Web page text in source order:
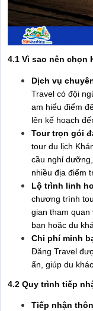
4.1 Vì sao nên chọn
Dịch vụ
Travel có đội
am hiểu điểm
lên kế hoạch
Tour trọn gói
tour du lịch
cầu nghỉ
nhiều địa điểm
Lộ trình linh
chương trình
gian tham
bạn hoặc du
Chi phí minh
Đăng Travel
ẩn, giúp du
4.2 Quy trình tiếp
Tiếp nhận